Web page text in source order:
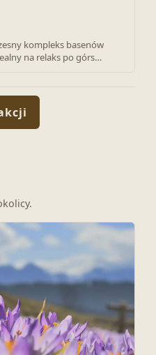
kompleks basenów
na relaks po górs…